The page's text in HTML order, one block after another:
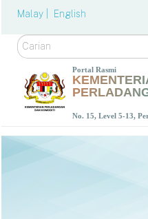
Malay | English
Carian
Portal Rasmi
No. 15, Level 5-13,